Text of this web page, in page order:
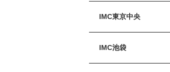
IMC東京中央
IMC池袋